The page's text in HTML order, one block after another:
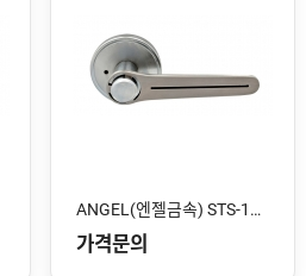
ANGEL(엔젤금속) STS-101 SS
가격문의